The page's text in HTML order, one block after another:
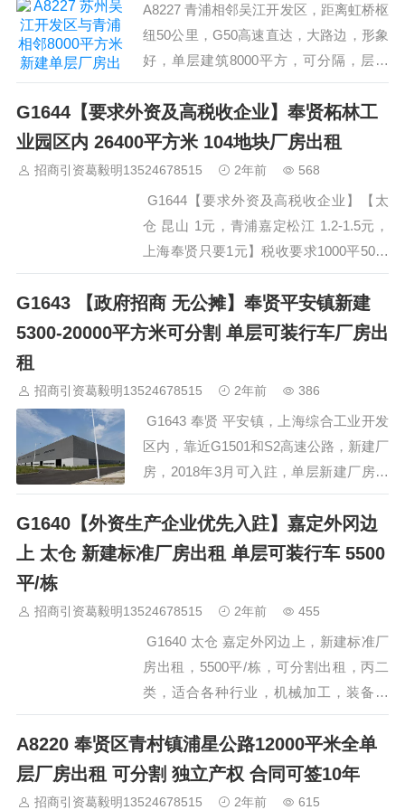
价0.75元。新空出三楼东北面已装修260
平方米，带环氧地平，有阳台光线通畅，
…
A8227 青浦相邻吴江开发区，距离虹桥枢
纽50公里，G50高速直达，大路边，形象
好，单层建筑8000平方，可分隔，层高
9.2米，吊车可用10吨，有消防喷淋装
置，有食堂宿舍配套，厂房将于2017年
11月竣工，租金0.8元/平/天，要求税收产
值好的企业，欢迎实力企业咨询看房。
G1644【要求外资及高税收企业】奉贤柘林工
业园区内 26400平方米 104地块厂房出租
招商引资葛毅明13524678515 2年前 568
G1644【要求外资及高税收企业】【太
仓 昆山 1元，青浦嘉定松江 1.2-1.5元，
上海奉贤只要1元】税收要求1000平50万
起/年， 奉贤 柘林，工业园区内，产证齐
全，总占地100亩，104地块，单层厂
房，24600平方米，可分割出租，厂房中
企…
G1643 【政府招商 无公摊】奉贤平安镇新建
5300-20000平方米可分割 单层可装行车厂房出
租
招商引资葛毅明13524678515 2年前 386
G1643 奉贤 平安镇，上海综合工业开发
区内，靠近G1501和S2高速公路，新建厂
房，2018年3月可入跓，单层新建厂房出
租，可装行车，总面积10万平方米，
5300-20000平方米可分割出租，2017年8
月完成土建、道路等，9月完成配电，10
业。 联系人:葛老师 手…
G1640【外资生产企业优先入跓】嘉定外冈边
上 太仓 新建标准厂房出租 单层可装行车 5500
平/栋
招商引资葛毅明13524678515 2年前 455
G1640 太仓 嘉定外冈边上，新建标准厂
房出租，5500平/栋，可分割出租，丙二
类，适合各种行业，机械加工，装备制
造，机器人等，外资企业优先入跓，高产
值，高税收企业也可以。 联系人:葛老师
手机/微信:13524678515…
A8220 奉贤区青村镇浦星公路12000平米全单
层厂房出租 可分割 独立产权 合同可签10年
招商引资葛毅明13524678515 2年前 615